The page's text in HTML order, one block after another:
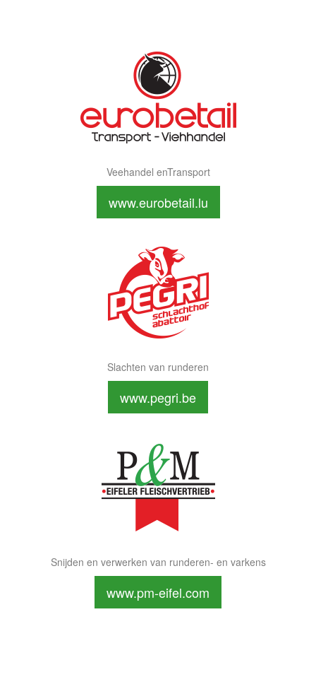
Veehandel enTransport
www.eurobetail.lu
Slachten van runderen
www.pegri.be
Snijden en verwerken van runderen- en varkens
www.pm-eifel.com